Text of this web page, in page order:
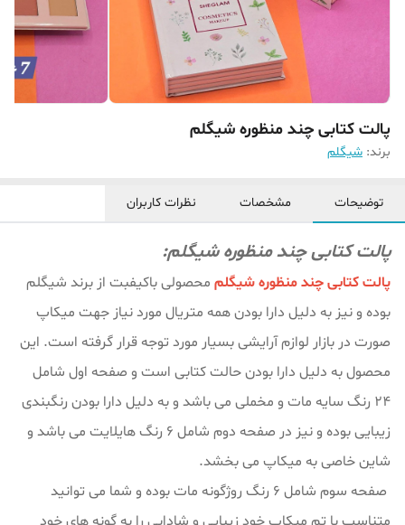
پالت کتابی چند منظوره شیگلم
برند: شیگلم
توضیحات مشخصات نظرات کاربران
پالت کتابی چند منظوره شیگلم:
پالت کتابی چند منظوره شیگلم محصولی باکیفبت از برند شیگلم
بوده و نیز به دلیل دارا بودن همه متریال مورد نیاز جهت میکاپ
صورت در بازار لوازم آرایشی بسیار مورد توجه قرار گرفته است. این
محصول به دلیل دارا بودن حالت کتابی است و صفحه اول شامل
24 رنگ سایه مات و مخملی می باشد و به دلیل دارا بودن رنگبندی
زیبایی بوده و نیز در صفحه دوم شامل 6 رنگ هایلایت می باشد و
شاین خاصی به میکاپ می بخشد.
صفحه سوم شامل 6 رنگ روژگونه مات بوده و شما می توانید